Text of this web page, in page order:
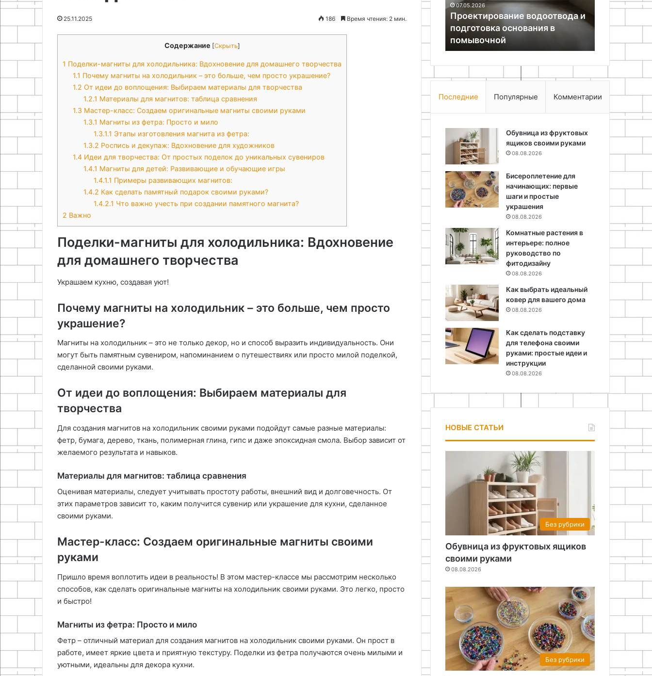
25.11.2025 186 Время чтения: 2 мин.
Содержание [Скрыть]
1 Поделки-магниты для холодильника: Вдохновение для домашнего творчества
1.1 Почему магниты на холодильник – это больше, чем просто украшение?
1.2 От идеи до воплощения: Выбираем материалы для творчества
1.2.1 Материалы для магнитов: таблица сравнения
1.3 Мастер-класс: Создаем оригинальные магниты своими руками
1.3.1 Магниты из фетра: Просто и мило
1.3.1.1 Этапы изготовления магнита из фетра:
1.3.2 Роспись и декупаж: Вдохновение для художников
1.4 Идеи для творчества: От простых поделок до уникальных сувениров
1.4.1 Магниты для детей: Развивающие и обучающие игры
1.4.1.1 Примеры развивающих магнитов:
1.4.2 Как сделать памятный подарок своими руками?
1.4.2.1 Что важно учесть при создании памятного магнита?
2 Важно
Поделки-магниты для холодильника: Вдохновение
для домашнего творчества
Украшаем кухню, создавая уют!
Почему магниты на холодильник – это больше, чем просто
украшение?
Магниты на холодильник – это не только декор, но и способ выразить индивидуальность. Они
могут быть памятным сувениром, напоминанием о путешествиях или просто милой поделкой,
сделанной своими руками.
От идеи до воплощения: Выбираем материалы для
творчества
Для создания магнитов на холодильник своими руками подойдут самые разные материалы:
фетр, бумага, дерево, ткань, полимерная глина, гипс и даже эпоксидная смола. Выбор зависит от
желаемого результата и навыков.
Материалы для магнитов: таблица сравнения
Оценивая материалы, следует учитывать простоту работы, внешний вид и долговечность. От
этих параметров зависит то, каким получится сувенир или украшение для кухни, сделанное
своими руками.
Мастер-класс: Создаем оригинальные магниты своими
руками
Пришло время воплотить идеи в реальность! В этом мастер-классе мы рассмотрим несколько
способов, как сделать оригинальные магниты на холодильник своими руками. Это легко, просто
и быстро!
Магниты из фетра: Просто и мило
Фетр – отличный материал для создания магнитов на холодильник своими руками. Он прост в
работе, имеет яркие цвета и приятную текстуру. Поделки из фетра получаются очень милыми и
уютными, идеальны для декора кухни.
Как сделать браслет своими
помывочной
07.05.2026
Проектирование водоотвода и
подготовка основания в
помывочной
Последние Популярные Комментарии
Обувница из фруктовых
ящиков своими руками
08.08.2026
Бисероплетение для
начинающих: первые
шаги и простые
украшения
08.08.2026
Комнатные растения в
интерьере: полное
руководство по
фитодизайну
08.08.2026
Как выбрать идеальный
ковер для вашего дома
08.08.2026
Как сделать подставку
для телефона своими
руками: простые идеи и
инструкции
08.08.2026
НОВЫЕ СТАТЬИ
Без рубрики
Обувница из фруктовых ящиков
своими руками
08.08.2026
Без рубрики